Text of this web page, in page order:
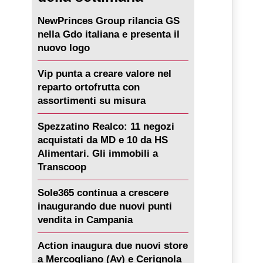
NewPrinces Group rilancia GS
nella Gdo italiana e presenta il
nuovo logo
Vip punta a creare valore nel
reparto ortofrutta con
assortimenti su misura
Spezzatino Realco: 11 negozi
acquistati da MD e 10 da HS
Alimentari. Gli immobili a
Transcoop
Sole365 continua a crescere
inaugurando due nuovi punti
vendita in Campania
Action inaugura due nuovi store
a Mercogliano (Av) e Cerignola